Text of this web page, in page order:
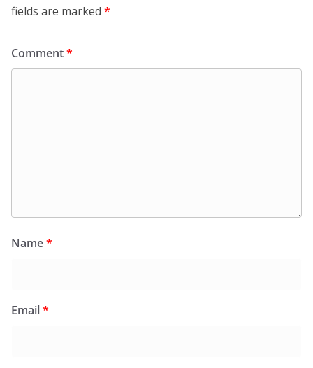
fields are marked *
Comment*
Name*
Email*